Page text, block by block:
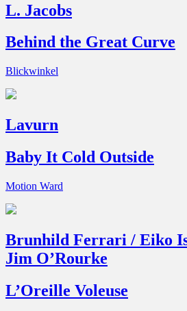
L. Jacobs
Behind the Great Curve
Blickwinkel
Lavurn
Baby It Cold Outside
Motion Ward
Brunhild Ferrari / Eiko
Jim O’Rourke
L’Oreille Voleuse